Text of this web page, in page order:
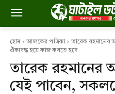
হোম আজকের পত্রিকা
তারেক রহমানের
ঐক্যবদ্ধ হয়ে কাজ করতে হবে
তারেক রহমানের
যেই পাবেন,